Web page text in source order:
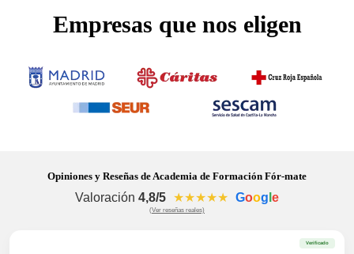
Empresas que nos eligen
Opiniones y Reseñas de Academia de Formación Fór-mate
Valoración 4,8/5 ★★★★★ Goog e
(Ver reseñas reales)
Verificado